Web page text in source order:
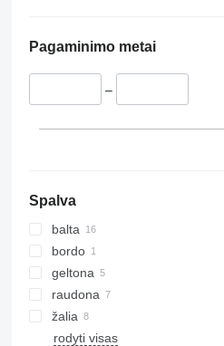
Pagaminimo metai
–
Spalva
balta
bordo
geltona
raudona
žalia
rodyti visas